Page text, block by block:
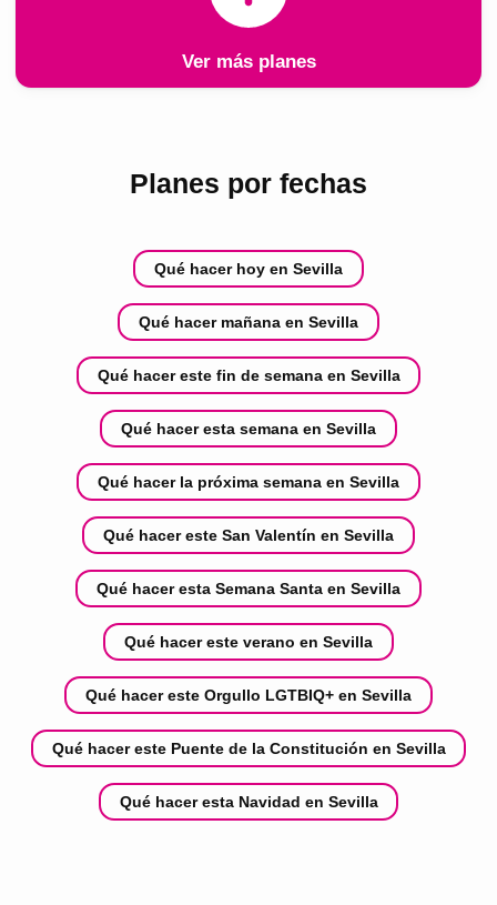
Ver más planes
Planes por fechas
Qué hacer hoy en Sevilla
Qué hacer mañana en Sevilla
Qué hacer este fin de semana en Sevilla
Qué hacer esta semana en Sevilla
Qué hacer la próxima semana en Sevilla
Qué hacer este San Valentín en Sevilla
Qué hacer esta Semana Santa en Sevilla
Qué hacer este verano en Sevilla
Qué hacer este Orgullo LGTBIQ+ en Sevilla
Qué hacer este Puente de la Constitución en Sevilla
Qué hacer esta Navidad en Sevilla